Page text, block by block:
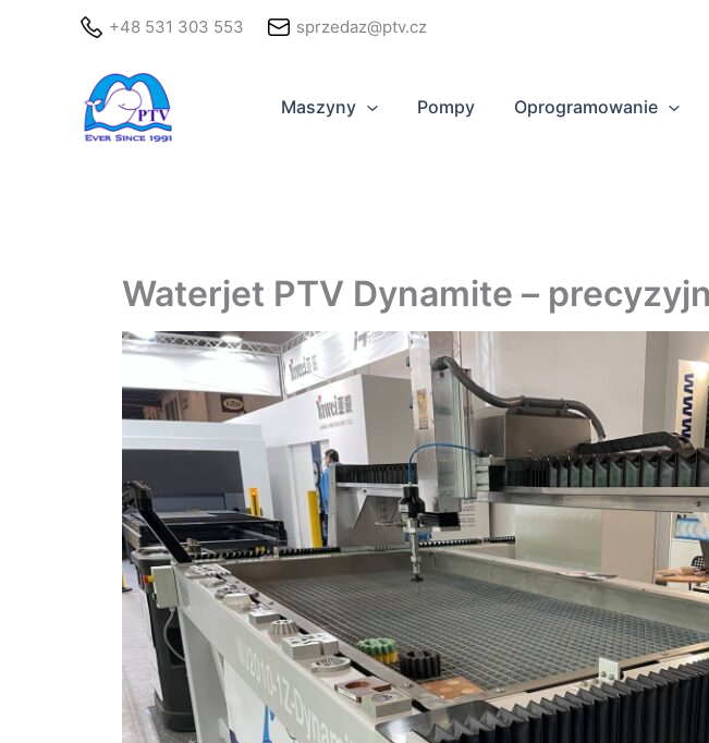
+48 531 303 553 sprzedaz@ptv.cz
Maszyny Pompy Oprogramowanie
Waterjet PTV Dynamite –